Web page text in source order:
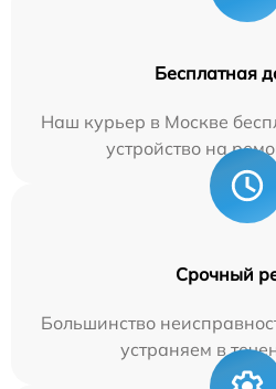
Бесплатная
Наш курьер в Москве
устройство на
Срочный
Большинство
устраняем в